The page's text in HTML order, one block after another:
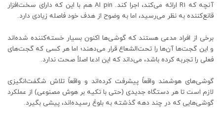
آنچه که R1 ارائه می‌کند، اجرا کند. AI pin هم با این که دارای سخت‌افزار
قانع‌کننده به نظر می‌رسید، اما به وضوح از هدف خود فاصله زیادی دارد.
برخی از افراد مدعی هستند که گوشی‌ها اکنون بسیار خسته‌کننده شده‌اند
و این گجت‌ها آن‌ها را تحت‌الشعاع قرار می‌دهند؛ اما هر کسی که گجت‌های
فعلی را تجربه کرده باشد، می‌داند که این ادعا اصلاً صحت ندارد.
گوشی‌های هوشمند واقعاً پیشرفت کرده‌اند و واقعاً تلاش شگفت‌انگیزی
لازم است تا هر دستگاه جدیدی (حتی با تکیه بر هوش مصنوعی) از عملکرد
گوشی‌هایی که در چند دهه گذشته به بلوغ رسیده‌اند، پیشی بگیرد.